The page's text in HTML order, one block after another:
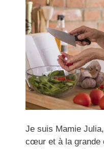
Je suis Mamie
cœur et à la grande